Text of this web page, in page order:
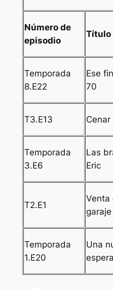
Número de
episodio
Título
Temporada
8.E22
Ese
70
T3.E13
Temporada
3.E6
Las
Eric
T2.E1
Venta
garaje
Temporada
1.E20
Una